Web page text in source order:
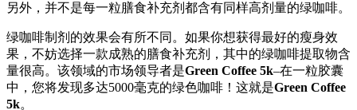
另外，并不是每一粒膳食补充剂都含有同样高剂量的绿咖啡。
绿咖啡制剂的效果会有所不同。如果你想获得最好的瘦身效
果，不妨选择一款成熟的膳食补充剂，其中的绿咖啡提取物含
量很高。该领域的市场领导者是Green Coffee 5k–在一粒胶囊
中，您将发现多达5000毫克的绿色咖啡！这就是Green Coffee
5k。